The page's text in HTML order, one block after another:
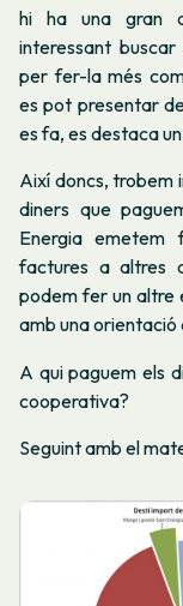
hi ha una gran
interessant
per fer-la més
es pot presentar
es fa, es destaca
Així doncs, trobem
diners que
Energia emetem
factures a altres
podem fer un altre
amb una
A qui paguem els
cooperativa?
Seguint amb el